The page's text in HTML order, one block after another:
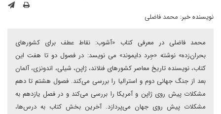
نویسنده خبر: محمد فاضلی
محمد فاضلی در معرفی کتاب «آشوب: نقاط عطف برای کشورهای
بحران‌زده» نوشته «جِرد دایموند» می نویسد: در فصول دو تا هفت این
کتاب، نویسنده تاریخ معاصر کشورهای فنلاند، ژاپن، شیلی، اندونزی، آلمان
بعد از جنگ جهانی دوم و استرالیا را بررسی می‌کند. فصول هشتم تا دهم
مشکلات پیش روی ژاپن و آمریکا را بررسی می‌کند و در فصل یازدهم به
مشکلات پیش روی جهان می‌پردازد. آخرین بخش کتاب به درس‌ها،